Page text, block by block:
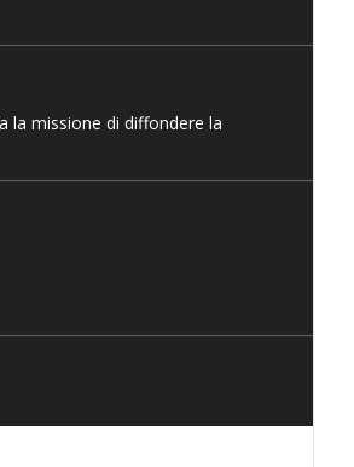
la missione di diffondere la